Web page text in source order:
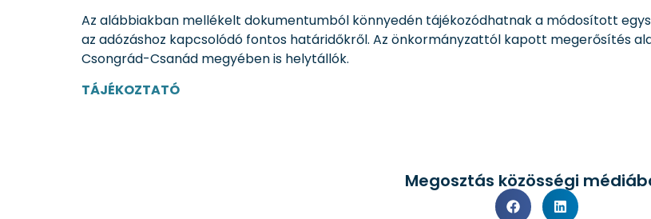
Az alábbiakban mellékelt dokumentumból könnyedén tájékozódhatnak a módosított
az adózáshoz kapcsolódó fontos határidőkről. Az önkormányzattól kapott megerősítés
Csongrád-Csanád megyében is helytállók.
TÁJÉKOZTATÓ
Megosztás közösségi